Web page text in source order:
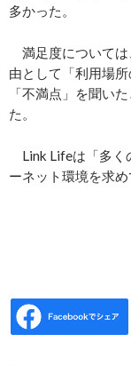
多かった。
満足度については
由として「利用場
「不満点」を聞い
た。
Link Lifeは「多く
ーネット環境を求